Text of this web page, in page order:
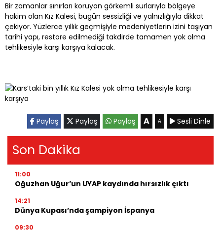
Bir zamanlar sınırları koruyan görkemli surlarıyla bölgeye
hakim olan Kız Kalesi, bugün sessizliği ve yalnızlığıyla dikkat
çekiyor. Yüzlerce yıllık geçmişiyle medeniyetlerin izini taşıyan
tarihi yapı, restore edilmediği takdirde tamamen yok olma
tehlikesiyle karşı karşıya kalacak.
Paylaş Paylaş Paylaş A A Sesli Dinle
Son Dakika
11:00
Oğuzhan Uğur’un UYAP kaydında hırsızlık çıktı
14:21
Dünya Kupası’nda şampiyon İspanya
09:30